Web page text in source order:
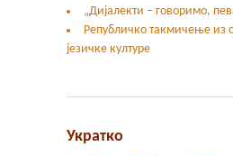
„Дијалекти – говоримо,
Републичко такмичење из
језичке културе
Укратко